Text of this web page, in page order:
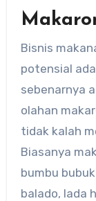
Bisnis
potensial
sebenarnya
olahan
tidak kalah
Biasanya
bumbu
balado, lada